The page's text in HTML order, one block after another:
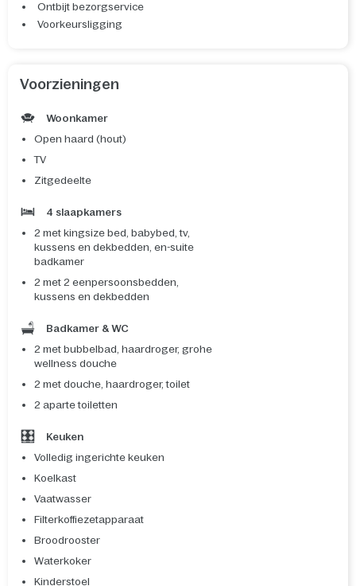
Ontbijt bezorgservice
Voorkeursligging
Voorzieningen
Woonkamer
Open haard (hout)
TV
Zitgedeelte
4 slaapkamers
2 met kingsize bed, babybed, tv,
kussens en dekbedden, en-suite
badkamer
2 met 2 eenpersoonsbedden,
kussens en dekbedden
Badkamer & WC
2 met bubbelbad, haardroger, grohe
wellness douche
2 met douche, haardroger, toilet
2 aparte toiletten
Keuken
Volledig ingerichte keuken
Koelkast
Vaatwasser
Filterkoffiezetapparaat
Broodrooster
Waterkoker
Kinderstoel